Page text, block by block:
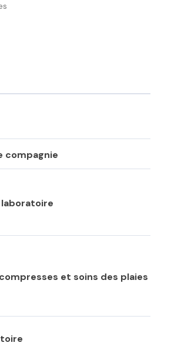
compagnie
et soins des plaies